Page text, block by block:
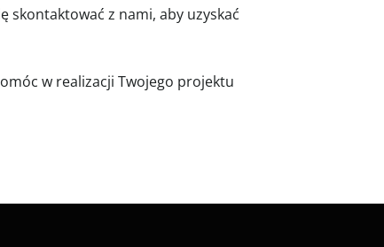
skontaktować z nami, aby uzyskać
w realizacji Twojego projektu